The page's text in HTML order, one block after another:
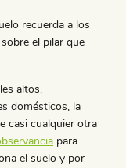
recuerda a los
el pilar que
altos,
domésticos, la
casi cualquier otra
para
el suelo y por